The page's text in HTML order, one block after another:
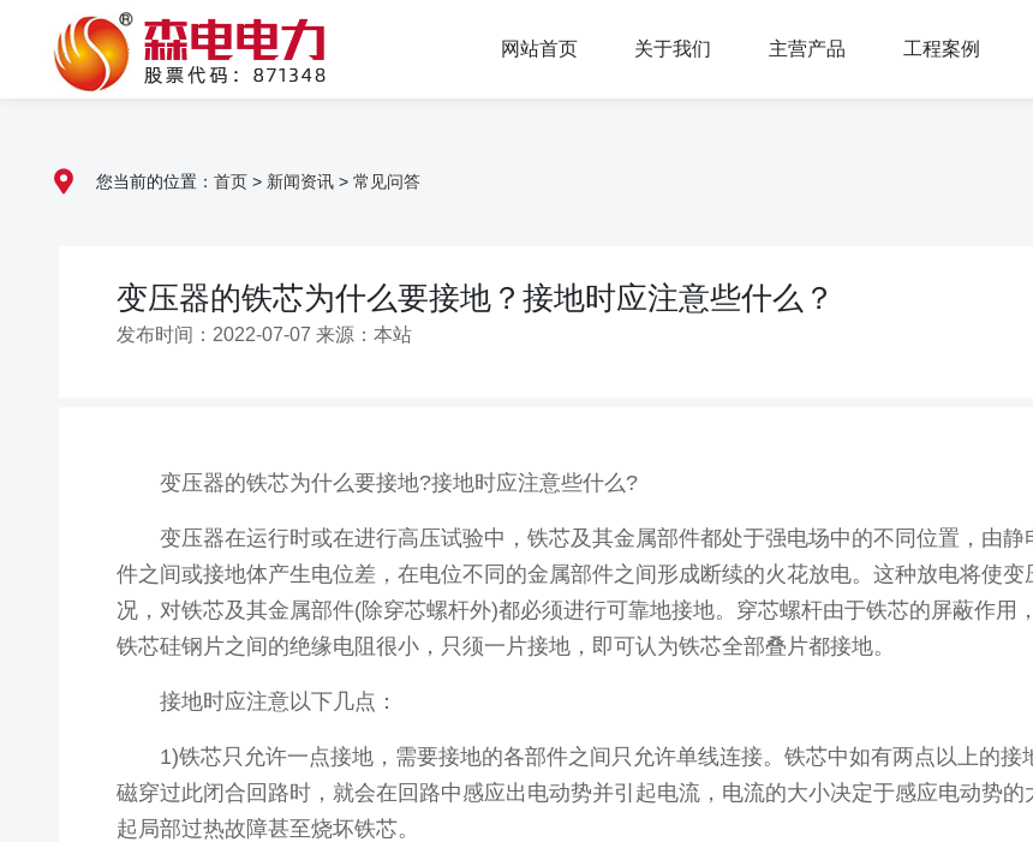
网站首页 关于我们 主营产品 工程案例
您当前的位置： 首页> 新闻资讯> 常见问答
变压器的铁芯为什么要接地？接地时应注意些什么？
发布时间：2022-07-07 来源：本站
变压器的铁芯为什么要接地?接地时应注意些什么?
变压器在运行时或在进行高压试验中，铁芯及其金属部件都处于强电场中的不同位置，由静
件之间或接地体产生电位差，在电位不同的金属部件之间形成断续的火花放电。这种放电将使
况，对铁芯及其金属部件(除穿芯螺杆外)都必须进行可靠地接地。穿芯螺杆由于铁芯的屏蔽作用
铁芯硅钢片之间的绝缘电阻很小，只须一片接地，即可认为铁芯全部叠片都接地。
接地时应注意以下几点：
1)铁芯只允许一点接地，需要接地的各部件之间只允许单线连接。铁芯中如有两点以上的接
磁穿过此闭合回路时，就会在回路中感应出电动势并引起电流，电流的大小决定于感应电动势的
起局部过热故障甚至烧坏铁芯。